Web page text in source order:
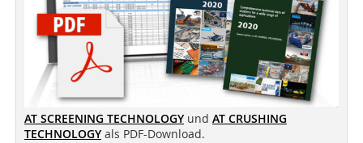
AT SCREENING TECHNOLOGY und AT CRUSHING
TECHNOLOGY als PDF-Download.